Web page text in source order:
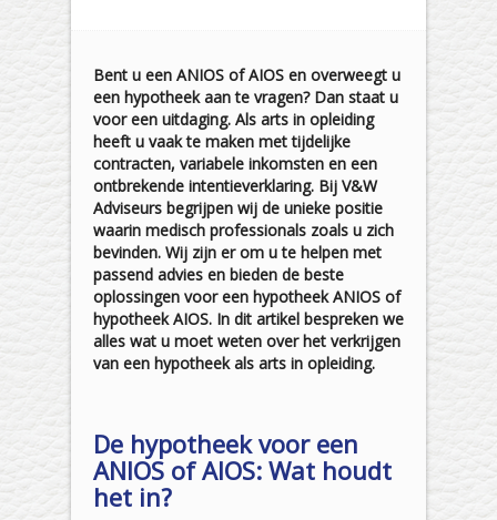
Bent u een ANIOS of AIOS en overweegt u
een hypotheek aan te vragen? Dan staat u
voor een uitdaging. Als arts in opleiding
heeft u vaak te maken met tijdelijke
contracten, variabele inkomsten en een
ontbrekende intentieverklaring. Bij V&W
Adviseurs begrijpen wij de unieke positie
waarin medisch professionals zoals u zich
bevinden. Wij zijn er om u te helpen met
passend advies en bieden de beste
oplossingen voor een hypotheek ANIOS of
hypotheek AIOS. In dit artikel bespreken we
alles wat u moet weten over het verkrijgen
van een hypotheek als arts in opleiding.
De hypotheek voor een
ANIOS of AIOS: Wat houdt
het in?